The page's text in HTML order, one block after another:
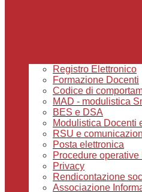
Registro Elettronico
Formazione Docenti
Codice di
MAD - modulistica
BES e DSA
Modulistica Docenti
RSU e
Posta elettronica
Procedure
Privacy
Rendicontazione
Associazione